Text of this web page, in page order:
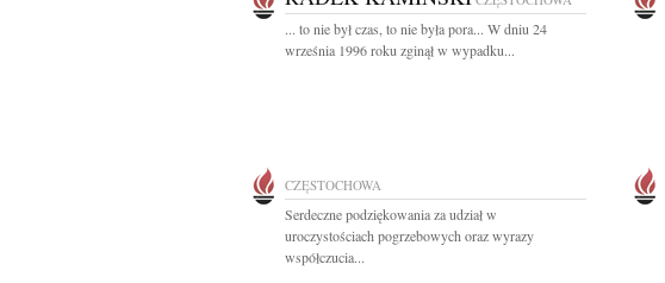
... to nie był czas, to nie była pora... W dniu 24
września 1996 roku zginął w wypadku...
CZĘSTOCHOWA
Serdeczne podziękowania za udział w
uroczystościach pogrzebowych oraz wyrazy
współczucia...